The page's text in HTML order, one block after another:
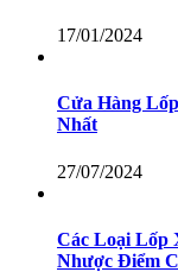
17/01/2024
Cửa Hàng
Nhất
27/07/2024
Các Loại Lốp
Nhược Điểm